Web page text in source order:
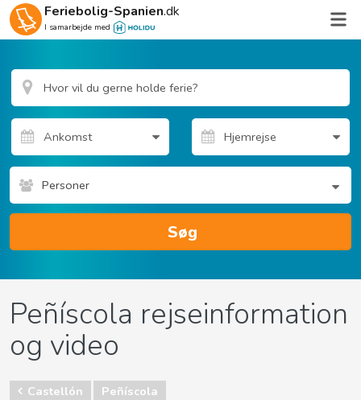
Feriebolig-Spanien.dk
I samarbejde med
Personer
Søg
Peñíscola rejseinformation
og video
Castellón
Peñíscola